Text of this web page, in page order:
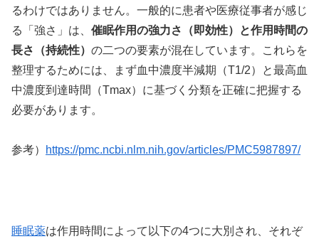
るわけではありません。一般的に患者や医療従事者が感じ
る「強さ」は、 催眠作用の強力さ（即効性） と作用時間の
長さ（持続性） の二つの要素が混在しています。これらを
整理するためには、まず血中濃度半減期（T1/2）と最高血
中濃度到達時間（Tmax）に基づく分類を正確に把握する
必要があります。
参考） https://pmc.ncbi.nlm.nih.gov/articles/PMC5987897/
睡眠薬は作用時間によって以下の4つに大別され、それぞ